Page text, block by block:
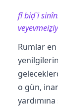
fî biḍ`i
Rumlar
o gün,